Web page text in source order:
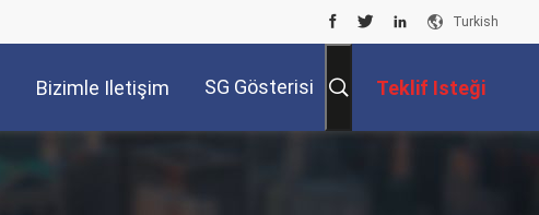
Turkish
Bizimle Iletişim SG Gösterisi Teklif Isteği